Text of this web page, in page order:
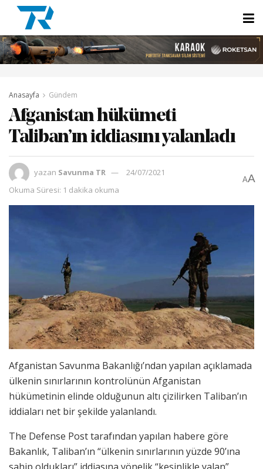
Anasayfa Gündem
Afganistan hükümeti
Taliban’ın iddiasını yalanladı
yazan Savunma TR
24/07/2021
Okuma Süresi: 1 dakika okuma
AA
Afganistan Savunma Bakanlığı’ndan yapılan açıklamada
ülkenin sınırlarının kontrolünün Afganistan
hükümetinin elinde olduğunun altı çizilirken Taliban’ın
iddiaları net bir şekilde yalanlandı.
The Defense Post tarafından yapılan habere göre
Bakanlık, Taliban’ın “ülkenin sınırlarının yüzde 90’ına